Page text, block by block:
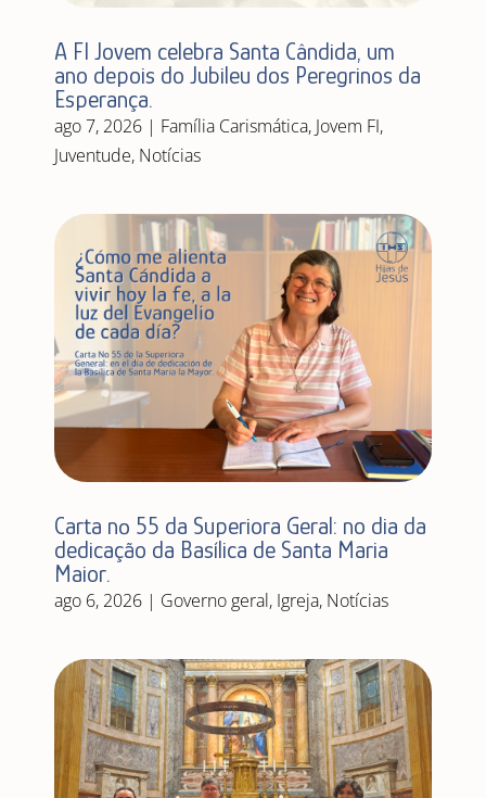
A FI Jovem celebra Santa Cândida, um
ano depois do Jubileu dos Peregrinos da
Esperança.
ago 7, 2026| Família Carismática, Jovem FI,
Juventude, Notícias
Carta nº 55 da Superiora Geral: no dia da
dedicação da Basílica de Santa Maria
Maior.
ago 6, 2026| Governo geral, Igreja, Notícias